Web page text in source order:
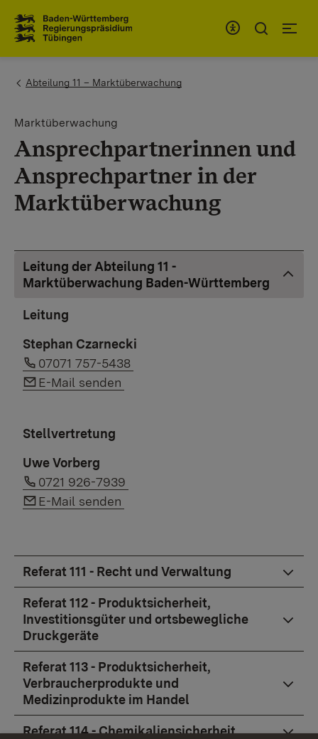
You are here:
Abteilung 11 – Marktüberwachung
Marktüberwachung
Ansprechpartnerinnen und
Ansprechpartner in der
Marktüberwachung
Leitung der Abteilung 11 -
Marktüberwachung Baden-Württemberg
Leitung
Stephan Czarnecki
Link auf Telefonnummer:
07071 757-5438
Link auf E-Mail:
E-Mail senden
Stellvertretung
Uwe Vorberg
Link auf Telefonnummer:
0721 926-7939
Link auf E-Mail:
E-Mail senden
Referat 111 - Recht und Verwaltung
Referat 112 - Produktsicherheit,
Investitionsgüter und ortsbewegliche
Druckgeräte
Referat 113 - Produktsicherheit,
Verbraucherprodukte und
Medizinprodukte im Handel
Referat 114 - Chemikaliensicherheit